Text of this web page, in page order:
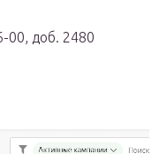
00, доб. 2480